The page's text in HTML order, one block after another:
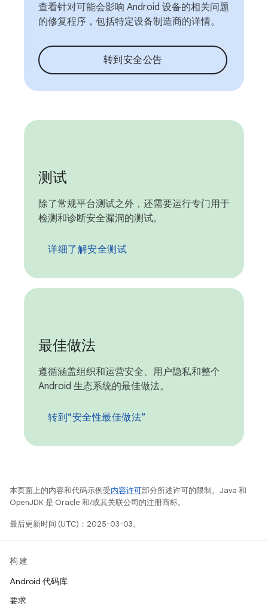
查看针对可能会影响 Android 设备的相关问题
的修复程序，包括特定设备制造商的详情。
转到安全公告
测试
除了常规平台测试之外，还需要运行专门用于
检测和诊断安全漏洞的测试。
详细了解安全测试
最佳做法
遵循涵盖组织和运营安全、用户隐私和整个
Android 生态系统的最佳做法。
转到“安全性最佳做法”
本页面上的内容和代码示例受内容许可部分所述许可的限制。Java 和
OpenJDK 是 Oracle 和/或其关联公司的注册商标。
最后更新时间 (UTC)：2025-03-03。
构建
Android 代码库
要求